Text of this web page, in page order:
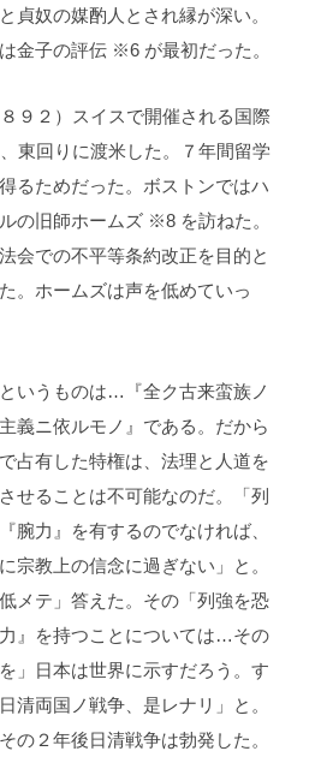
貞奴の媒酌人とされ縁が深い。
金子の評伝 ※6 が最初だった。
９２）スイスで開催される国際
東回りに渡米した。７年間留学
るためだった。ボストンではハ
の旧師ホームズ ※8 を訪ねた。
会での不平等条約改正を目的と
。ホームズは声を低めていっ
いうものは…『全ク古来蛮族ノ
義ニ依ルモノ』である。だから
占有した特権は、法理と人道を
せることは不可能なのだ。「列
腕力』を有するのでなければ、
宗教上の信念に過ぎない」と。
メテ」答えた。その「列強を恐
』を持つことについては…その
」日本は世界に示すだろう。す
清両国ノ戦争、是レナリ」と。
の２年後日清戦争は勃発した。